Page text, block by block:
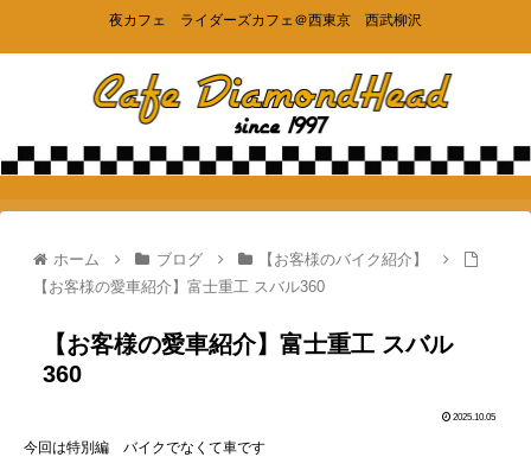
夜カフェ ライダーズカフェ＠西東京 西武柳沢
ホーム ブログ
【お客様のバイク紹介】
【お客様の愛車紹介】富士重工 スバル360
【お客様の愛車紹介】富士重工 スバル
360
2025.10.05
今回は特別編 バイクでなくて車です